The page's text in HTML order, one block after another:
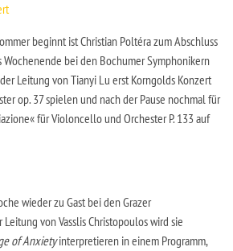
beginnt ist Christian Poltéra zum Abschluss
Wochenende bei den Bochumer Symphonikern
Leitung von Tianyi Lu erst Korngolds Konzert
op. 37 spielen und nach der Pause nochmal für
für Violoncello und Orchester P. 133 auf
wieder zu Gast bei den Grazer
von Vasslis Christopoulos wird sie
of Anxietyinterpretieren in einem Programm,